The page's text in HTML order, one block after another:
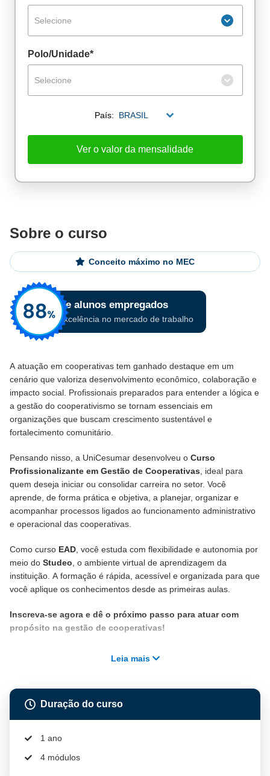
Sobre o curso
Conceito máximo no MEC
De alunos empregados
A atuação em cooperativas tem ganhado destaque em um
cenário que valoriza desenvolvimento econômico, colaboração e
impacto social. Profissionais preparados para entender a lógica e
a gestão do cooperativismo se tornam essenciais em
organizações que buscam crescimento sustentável e
fortalecimento comunitário.
Pensando nisso, a UniCesumar desenvolveu o Curso
Profissionalizante em Gestão de Cooperativas , ideal para
quem deseja iniciar ou consolidar carreira no setor. Você
aprende, de forma prática e objetiva, a planejar, organizar e
acompanhar processos ligados ao funcionamento administrativo
e operacional das cooperativas.
Como curso EAD , você estuda com flexibilidade e autonomia por
meio do Studeo , o ambiente virtual de aprendizagem da
instituição. A formação é rápida, acessível e organizada para que
você aplique os conhecimentos desde as primeiras aulas.
Inscreva-se agora e dê o próximo passo para atuar com
propósito na gestão de cooperativas!
Leia mais
Duração do curso
1 ano
4 módulos
Selecione
Polo/Unidade*
Selecione
País: BRASIL
Ver o valor da mensalidade